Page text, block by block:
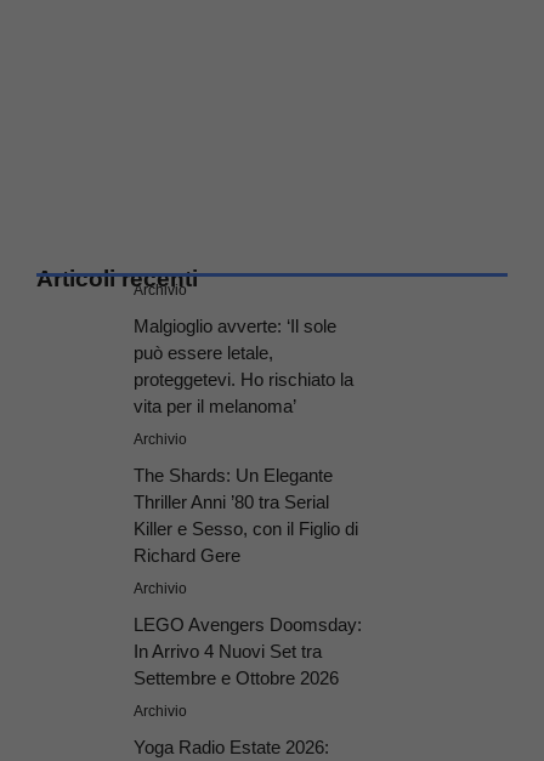
Articoli recenti
Archivio
Malgioglio avverte: ‘Il sole
può essere letale,
proteggetevi. Ho rischiato la
vita per il melanoma’
Archivio
The Shards: Un Elegante
Thriller Anni ’80 tra Serial
Killer e Sesso, con il Figlio di
Richard Gere
Archivio
LEGO Avengers Doomsday:
In Arrivo 4 Nuovi Set tra
Settembre e Ottobre 2026
Archivio
Yoga Radio Estate 2026: